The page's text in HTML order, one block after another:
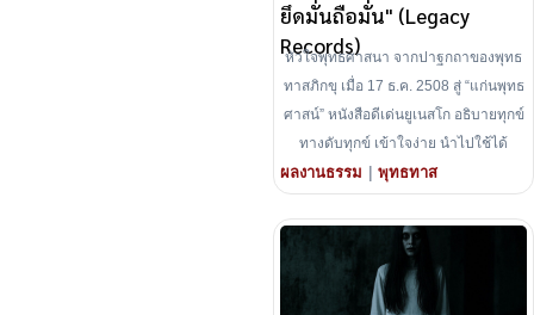
ยึดมั่นถือมั่น" (Legacy
Records)
หัวใจพุทธศาสนา จากปาฐกถาของพุทธ
ทาสภิกขุ เมื่อ 17 ธ.ค. 2508 สู่ “แก่นพุทธ
ศาสน์” หนังสือดีเด่นยูเนสโก อธิบายทุกข์
ทางดับทุกข์ เข้าใจง่าย นำไปใช้ได้
ผลงานธรรม | พุทธทาส